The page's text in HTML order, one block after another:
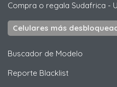
Compra o regala Sudafrica -
Celulares más
Buscador de Modelo
Reporte Blacklist